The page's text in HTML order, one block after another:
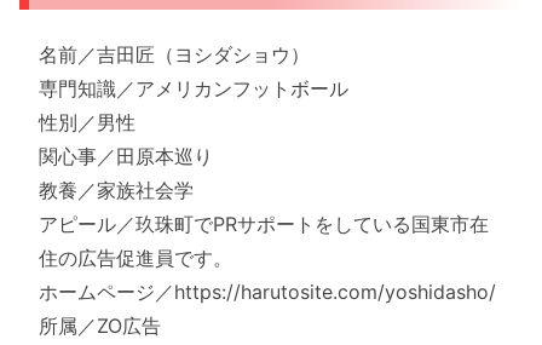
名前／吉田匠（ヨシダショウ）
専門知識／アメリカンフットボール
性別／男性
関心事／田原本巡り
教養／家族社会学
アピール／玖珠町でPRサポートをしている国東市在
住の広告促進員です。
ホームページ／https://harutosite.com/yoshidasho/
所属／ZO広告